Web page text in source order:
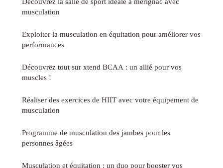
musculation
Exploiter la musculation en équitation pour améliorer vos
performances
Découvrez tout sur xtend BCAA : un allié pour vos
muscles !
Réaliser des exercices de HIIT avec votre équipement de
musculation
Programme de musculation des jambes pour les
personnes âgées
Musculation et équitation : un duo pour booster vos